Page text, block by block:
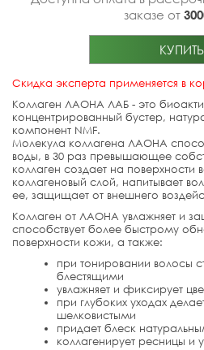
заказе от
КУПИТЬ
Скидка эксперта применяется в
Коллаген ЛАОНА ЛАБ - это
концентрированный бустер,
компонент NMF.
Молекула коллагена ЛАОНА
воды, в 30 раз превышающее
коллаген создает на
коллагеновый слой, напитывает
ее, защищает от внешнего
Коллаген от ЛАОНА увлажняет и
способствует более быстрому
поверхности кожи, а также:
при тонировании волосы
блестящими
увлажняет и фиксирует
при глубоких уходах
шелковистыми
придает блеск
коллагенирует ресницы и